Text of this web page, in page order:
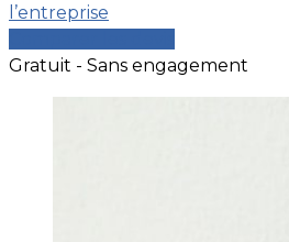
l’entreprise
Gratuit - Sans engagement